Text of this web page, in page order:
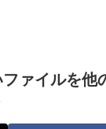
ファイルを